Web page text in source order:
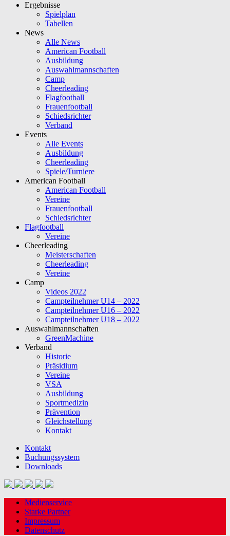
Ergebnisse
Spielplan
Tabellen
News
Alle News
American Football
Ausbildung
Auswahlmannschaften
Camp
Cheerleading
Flagfootball
Frauenfootball
Schiedsrichter
Verband
Events
Alle Events
Ausbildung
Cheerleading
Spiele/Turniere
American Football
American Football
Vereine
Frauenfootball
Schiedsrichter
Flagfootball
Vereine
Cheerleading
Meisterschaften
Cheerleading
Vereine
Camp
Videos 2022
Campteilnehmer U14 – 2022
Campteilnehmer U16 – 2022
Campteilnehmer U18 – 2022
Auswahlmannschaften
GreenMachine
Verband
Historie
Präsidium
Vereine
VSA
Ausbildung
Sportmedizin
Prävention
Gleichstellung
Kontakt
Kontakt
Buchungssystem
Downloads
Medienservice
Starke Partner
Impressum
Datenschutz